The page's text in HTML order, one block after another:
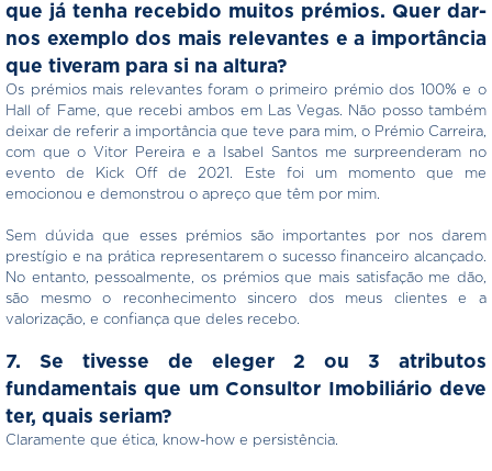
que já tenha recebido muitos prémios. Quer dar-
nos exemplo dos mais relevantes e a importância
que tiveram para si na altura?
Os prémios mais relevantes foram o primeiro prémio dos 100% e o
Hall of Fame, que recebi ambos em Las Vegas. Não posso também
deixar de referir a importância que teve para mim, o Prémio Carreira,
com que o Vitor Pereira e a Isabel Santos me surpreenderam no
evento de Kick Off de 2021. Este foi um momento que me
emocionou e demonstrou o apreço que têm por mim.
Sem dúvida que esses prémios são importantes por nos darem
prestígio e na prática representarem o sucesso financeiro alcançado.
No entanto, pessoalmente, os prémios que mais satisfação me dão,
são mesmo o reconhecimento sincero dos meus clientes e a
valorização, e confiança que deles recebo.
7. Se tivesse de eleger 2 ou 3 atributos
fundamentais que um Consultor Imobiliário deve
ter, quais seriam?
Claramente que ética, know-how e persistência.